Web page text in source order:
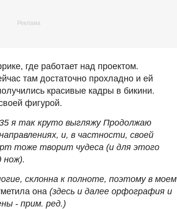
где работает над проектом.
там достаточно прохладно и ей
красивые кадры в бикини.
фигурой.
я так круто выгляжу Продолжаю
и, в частности, своей
тоже творит чудеса (и для этого
нож).
склонна к полноте, поэтому в моем
она (здесь и далее орфография и
- прим. ред.)